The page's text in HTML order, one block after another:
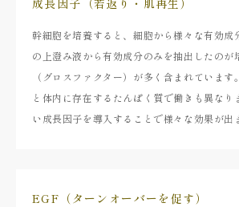
幹細胞を培養すると、細胞から様々な有効成
の上澄み液から有効成分のみを抽出したのが
（グロスファクター）が多く含まれています
と体内に存在するたんぱく質で働きも異なり
い成長因子を導入することで様々な効果が出
EGF（ターンオーバーを促す）